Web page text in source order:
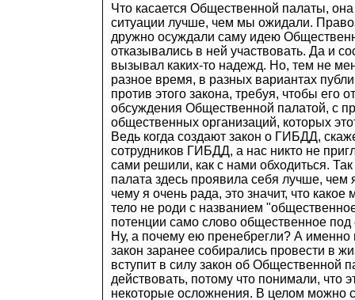
Что касается Общественной палаты,
ситуации лучше, чем мы ожидали.
дружно осуждали саму идею
отказывались в ней участвовать. Да и
вызывал каких-то надежд. Но, тем не
разное время, в разных вариантах
против этого закона, требуя, чтобы его
обсуждения Общественной палатой, с
общественных организаций, которых
Ведь когда создают закон о ГИБДД,
сотрудников ГИБДД, а нас никто не
сами решили, как с нами обходиться.
палата здесь проявила себя лучше, чем
чему я очень рада, это значит, что
тело не роди с названием
потенции само слово общественное под
Ну, а почему ею пренебрегли? А именно
закон заранее собирались провести в
вступит в силу закон об Общественной
действовать, потому что понимали, что
некоторые осложнения. В целом можно